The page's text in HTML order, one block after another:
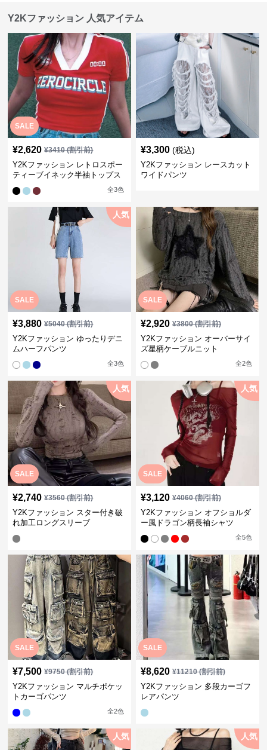
Y2Kファッション 人気アイテム
SALE
¥2,620 ¥3410(割引前)
Y2Kファッション レトロスポー
ティーブイネック半袖トップス
全3色
¥3,300 (税込)
Y2Kファッション レースカット
ワイドパンツ
SALE
人気
¥3,880 ¥5040(割引前)
Y2Kファッション ゆったりデニ
ムハーフパンツ
全3色
SALE
¥2,920 ¥3800(割引前)
Y2Kファッション オーバーサイ
ズ星柄ケーブルニット
全2色
SALE
人気
¥2,740 ¥3560(割引前)
Y2Kファッション スター付き破
れ加工ロングスリーブ
SALE
人気
¥3,120 ¥4060(割引前)
Y2Kファッション オフショルダ
ー風ドラゴン柄長袖シャツ
全5色
SALE
¥7,500 ¥9750(割引前)
Y2Kファッション マルチポケッ
トカーゴパンツ
全2色
SALE
¥8,620 ¥11210(割引前)
Y2Kファッション 多段カーゴフ
レアパンツ
人気 人気